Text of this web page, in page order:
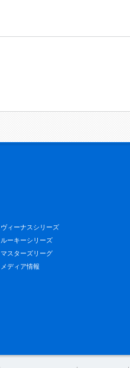
ヴィーナスシリーズ
ルーキーシリーズ
マスターズリーグ
メディア情報